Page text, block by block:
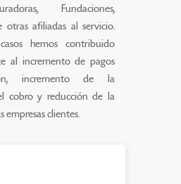
Fundaciones,
otras afiliadas al servicio.
hemos contribuido
al incremento de pagos
incremento de la
cobro y reducción de la
empresas clientes.